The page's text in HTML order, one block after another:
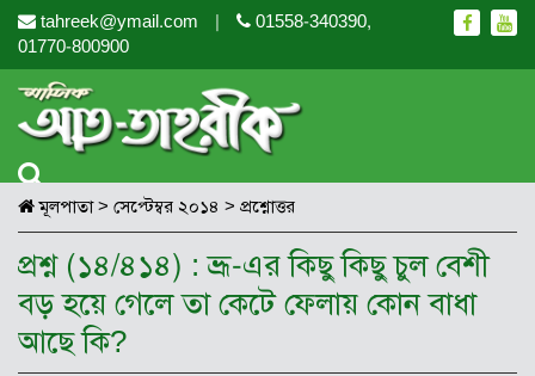
tahreek@ymail.com |
01558-340390,
01770-800900
মূলপাতা বিভাগসমূহ
সম্পাদকীয়
বিষয়সমূহ
জায়েয-নাজায়েয
সকল সংখ্যা
সম্পাদনা পরিষদ
প্রশ্ন করুন
মূলপাতা> সেপ্টেম্বর ২০১৪ > প্রশ্নোত্তর
প্রশ্ন (১৪/৪১৪) : ভ্রূ-এর কিছু কিছু চুল বেশী
বড় হয়ে গেলে তা কেটে ফেলায় কোন বাধা
আছে কি?